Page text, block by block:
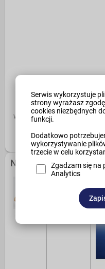
Serwis wykorzystuje
strony wyrażasz
cookies niezbędnych
funkcji.
Dodatkowo
wykorzystywanie
trzecie w celu
Zgadzam się na
Analytics
włoskie meble do salonu i
2,00 zł
Najczęściej kupowane